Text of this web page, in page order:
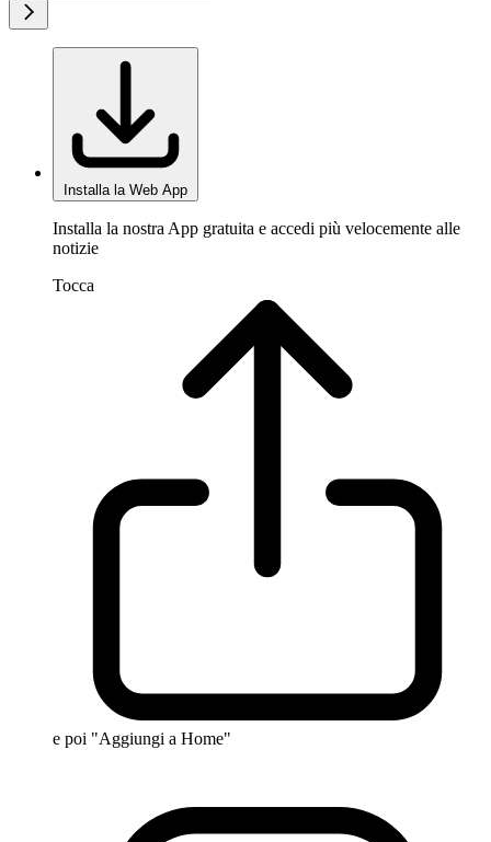
Installa la Web App
Installa la nostra App gratuita e accedi più velocemente alle
notizie
Tocca
e poi "Aggiungi a Home"